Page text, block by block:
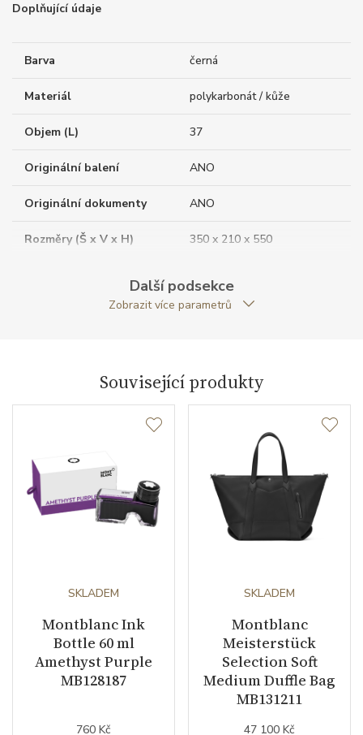
Doplňující údaje
Barva černá
Materiál polykarbonát / kůže
Objem (L) 37
Originální balení ANO
Originální dokumenty ANO
Rozměry (Š x V x H) 350 x 210 x 550
zip
Modelová řada Montblanc #MY4810
Další podsekce
Zobrazit více parametrů
Související produkty
SKLADEM
Montblanc Ink
Bottle 60 ml
Amethyst Purple
MB128187
760 Kč
SKLADEM
Montblanc
Meisterstück
Selection Soft
Medium Duffle Bag
MB131211
47 100 Kč